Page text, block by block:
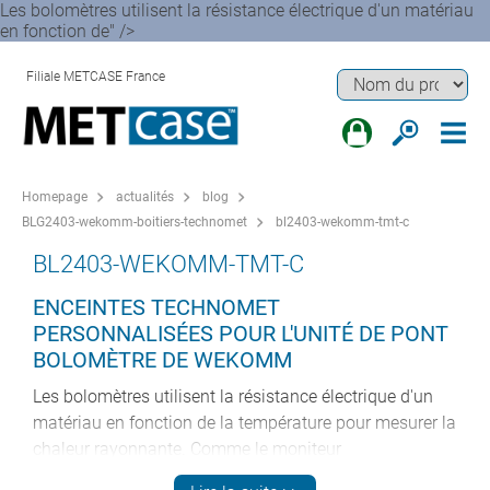
Les bolomètres utilisent la résistance électrique d'un matériau
en fonction de" />
Filiale METCASE France
Homepage actualités
blog
BLG2403-wekomm-boitiers-technomet
bl2403-wekomm-tmt-c
BL2403-WEKOMM-TMT-C
ENCEINTES TECHNOMET
PERSONNALISÉES POUR L'UNITÉ DE PONT
BOLOMÈTRE DE WEKOMM
Les bolomètres utilisent la résistance électrique d'un
matériau en fonction de la température pour mesurer la
chaleur rayonnante. Comme le moniteur
d'environnement, l'unité de pont bolométrique